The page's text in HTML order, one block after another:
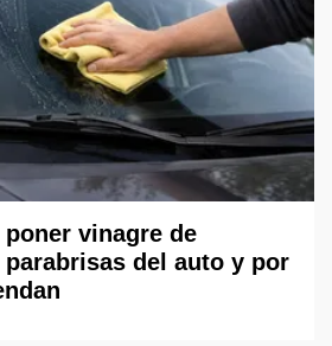
vinagre de
parabrisas del auto y por